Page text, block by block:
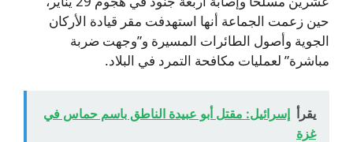
حين زعمت الجماعة أنها استهدفت مقر قيادة الأركان
الجوية وأصول الطائرات المسيرة و”وجهت ضربة
مباشرة” لعمليات مكافحة التمرد في البلاد.
يقرأ إسرائيل: مقتل أبو عبيدة الناطق باسم حماس في
غزة